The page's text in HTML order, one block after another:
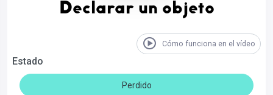
Declarar un objeto
Cómo funciona en el vídeo
Estado
Perdido